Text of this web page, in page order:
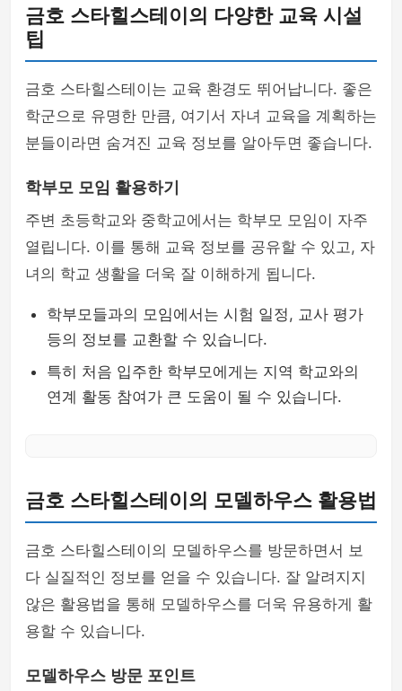
금호 스타힐스테이의 다양한 교육 시설
팁
금호 스타힐스테이는 교육 환경도 뛰어납니다. 좋은
학군으로 유명한 만큼, 여기서 자녀 교육을 계획하는
분들이라면 숨겨진 교육 정보를 알아두면 좋습니다.
학부모 모임 활용하기
주변 초등학교와 중학교에서는 학부모 모임이 자주
열립니다. 이를 통해 교육 정보를 공유할 수 있고, 자
녀의 학교 생활을 더욱 잘 이해하게 됩니다.
학부모들과의 모임에서는 시험 일정, 교사 평가
등의 정보를 교환할 수 있습니다.
특히 처음 입주한 학부모에게는 지역 학교와의
연계 활동 참여가 큰 도움이 될 수 있습니다.
금호 스타힐스테이의 모델하우스 활용법
금호 스타힐스테이의 모델하우스를 방문하면서 보
다 실질적인 정보를 얻을 수 있습니다. 잘 알려지지
않은 활용법을 통해 모델하우스를 더욱 유용하게 활
용할 수 있습니다.
모델하우스 방문 포인트